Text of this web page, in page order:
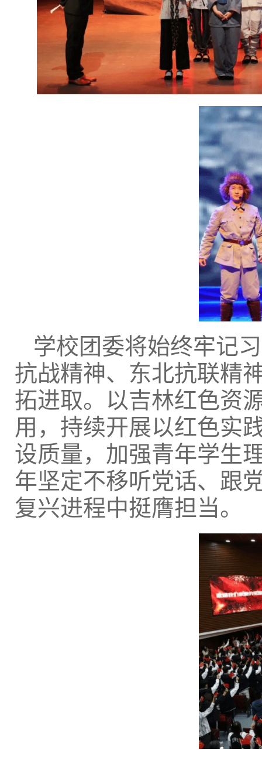
学校团委将始终牢记
抗战精神、东北抗联精
拓进取。以吉林红色资
用，持续开展以红色实
设质量，加强青年学生
年坚定不移听党话、跟
复兴进程中挺膺担当。